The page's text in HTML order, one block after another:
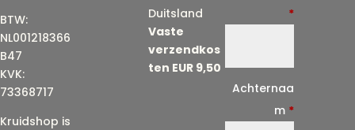
BTW:
NL001218366
B47
KVK:
73368717
Kruidshop is
Duitsland
Vaste
verzendkos
ten EUR 9,50
*
Achternaa
m *